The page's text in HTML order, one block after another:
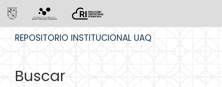
REPOSITORIO INSTITUCIONAL UAQ
Buscar